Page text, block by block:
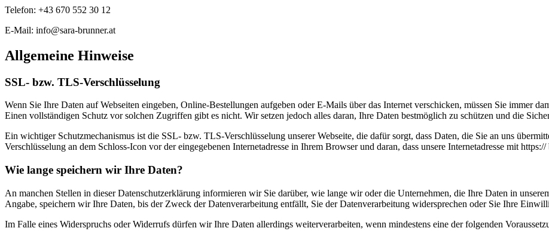
Telefon: +43 670 552 30 12
E-Mail: info@sara-brunner.at
Allgemeine Hinweise
SSL- bzw. TLS-Verschlüsselung
Wenn Sie Ihre Daten auf Webseiten eingeben, Online-Bestellungen aufgeben oder E-Mails über das Internet verschicken, müssen Sie immer
Einen vollständigen Schutz vor solchen Zugriffen gibt es nicht. Wir setzen jedoch alles daran, Ihre Daten bestmöglich zu schützen und die
Ein wichtiger Schutzmechanismus ist die SSL- bzw. TLS-Verschlüsselung unserer Webseite, die dafür sorgt, dass Daten, die Sie an uns
Verschlüsselung an dem Schloss-Icon vor der eingegebenen Internetadresse in Ihrem Browser und daran, dass unsere Internetadresse mit
Wie lange speichern wir Ihre Daten?
An manchen Stellen in dieser Datenschutzerklärung informieren wir Sie darüber, wie lange wir oder die Unternehmen, die Ihre Daten in
Angabe, speichern wir Ihre Daten, bis der Zweck der Datenverarbeitung entfällt, Sie der Datenverarbeitung widersprechen oder Sie Ihre
Im Falle eines Widerspruchs oder Widerrufs dürfen wir Ihre Daten allerdings weiterverarbeiten, wenn mindestens eine der folgenden